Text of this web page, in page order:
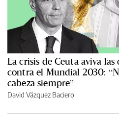
La crisis de Ceuta aviva
contra el Mundial 2030:
cabeza siempre”
David Vázquez Baciero